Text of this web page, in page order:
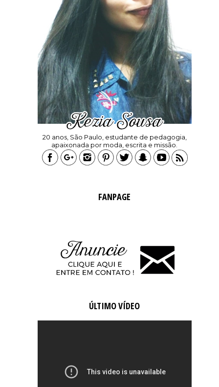
20 anos, São Paulo, estudante de pedagogia,
apaixonada por moda, escrita e missão.
FANPAGE
ÚLTIMO VÍDEO